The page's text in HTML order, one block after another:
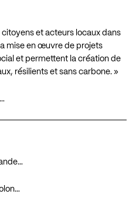
citoyens et acteurs locaux dans
mise en œuvre de projets
et permettent la création de
résilients et sans carbone. »